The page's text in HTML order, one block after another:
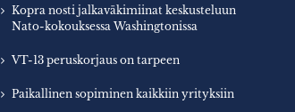
Kopra nosti jalkaväkimiinat keskusteluun
Nato-kokouksessa Washingtonissa
VT-13 peruskorjaus on tarpeen
Paikallinen sopiminen kaikkiin yrityksiin